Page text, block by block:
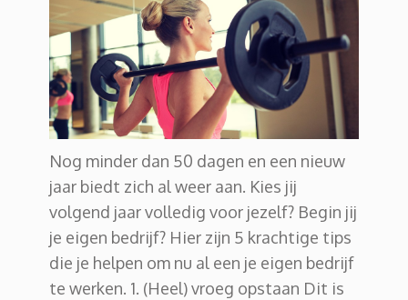
Nog minder dan 50 dagen en een nieuw
jaar biedt zich al weer aan. Kies jij
volgend jaar volledig voor jezelf? Begin jij
je eigen bedrijf? Hier zijn 5 krachtige tips
die je helpen om nu al een je eigen bedrijf
te werken. 1. (Heel) vroeg opstaan Dit is